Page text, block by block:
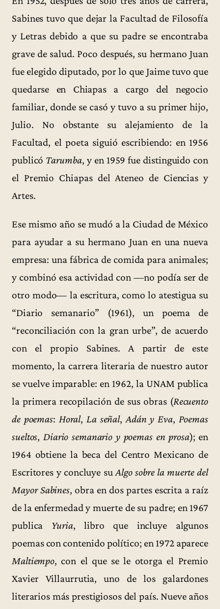
Sabines tuvo que dejar la Facultad de Filosofía
y Letras debido a que su padre se encontraba
grave de salud. Poco después, su hermano Juan
fue elegido diputado, por lo que Jaime tuvo que
quedarse en Chiapas a cargo del negocio
familiar, donde se casó y tuvo a su primer hijo,
Julio. No obstante su alejamiento de la
Facultad, el poeta siguió escribiendo: en 1956
publicó Tarumba, y en 1959 fue distinguido con
el Premio Chiapas del Ateneo de Ciencias y
Artes.
Ese mismo año se mudó a la Ciudad de México
para ayudar a su hermano Juan en una nueva
empresa: una fábrica de comida para animales;
y combinó esa actividad con —no podía ser de
otro modo— la escritura, como lo atestigua su
“Diario semanario” (1961), un poema de
“reconciliación con la gran urbe”, de acuerdo
con el propio Sabines. A partir de este
momento, la carrera literaria de nuestro autor
se vuelve imparable: en 1962, la UNAM publica
la primera recopilación de sus obras (Recuento
de poemas: Horal, La señal, Adán y Eva, Poemas
sueltos, Diario semanario y poemas en prosa); en
1964 obtiene la beca del Centro Mexicano de
Escritores y concluye su Algo sobre la muerte del
Mayor Sabines, obra en dos partes escrita a raíz
de la enfermedad y muerte de su padre; en 1967
publica Yuria, libro que incluye algunos
poemas con contenido político; en 1972 aparece
Maltiempo, con el que se le otorga el Premio
Xavier Villaurrutia, uno de los galardones
literarios más prestigiosos del país. Nueve años